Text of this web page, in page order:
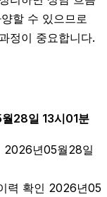
할 수 있으므로
정이 중요합니다.
28일 13시01분
2026년05월28일
력 확인 2026년05